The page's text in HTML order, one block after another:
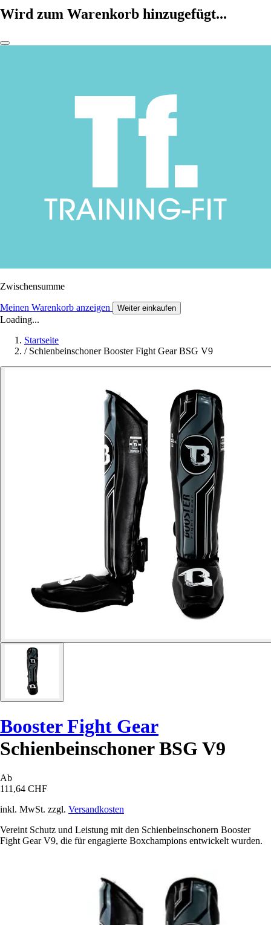
Wird zum Warenkorb hinzugefügt...
Zwischensumme
Meinen Warenkorb anzeigen Weiter einkaufen
Loading...
Startseite
/ Schienbeinschoner Booster Fight Gear BSG V9
Booster Fight Gear
Schienbeinschoner BSG V9
Ab
111,64 CHF
inkl. MwSt. zzgl. Versandkosten
Vereint Schutz und Leistung mit den Schienbeinschonern Booster
Fight Gear V9, die für engagierte Boxchampions entwickelt wurden.